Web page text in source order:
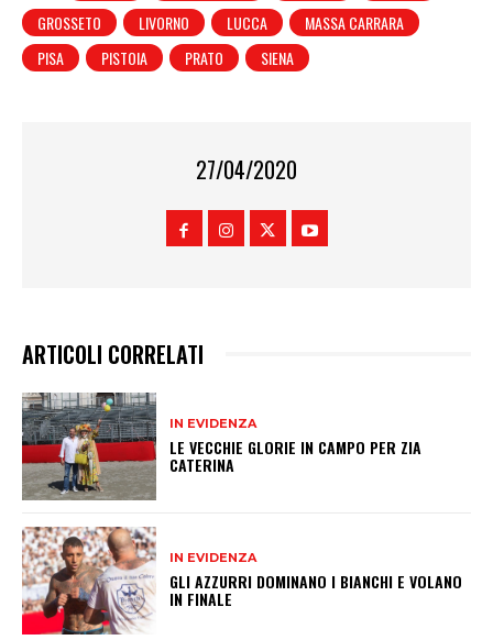
GROSSETO
LIVORNO LUCCA
MASSA CARRARA
PISA
PISTOIA PRATO SIENA
27/04/2020
ARTICOLI CORRELATI
IN EVIDENZA
LE VECCHIE GLORIE IN CAMPO PER ZIA
CATERINA
IN EVIDENZA
GLI AZZURRI DOMINANO I BIANCHI E VOLANO
IN FINALE